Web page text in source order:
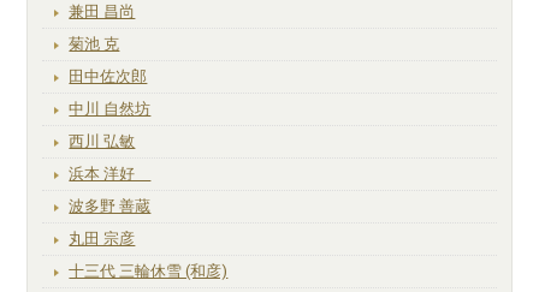
兼田 昌尚
菊池 克
田中佐次郎
中川 自然坊
西川 弘敏
浜本 洋好
波多野 善蔵
丸田 宗彦
十三代 三輪休雪 (和彦)